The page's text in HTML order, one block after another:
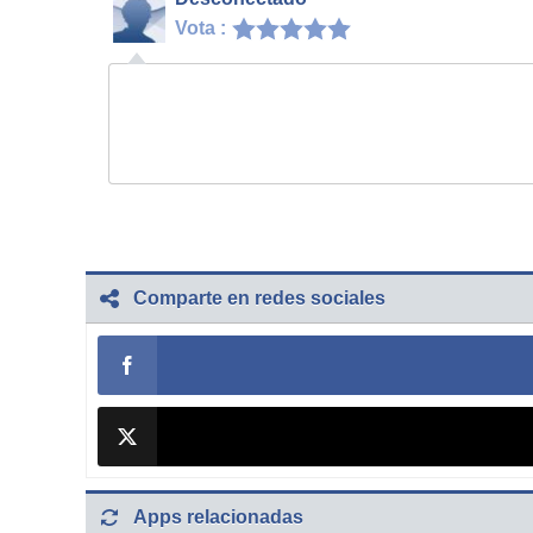
Vota :
Comparte en redes sociales
Apps relacionadas